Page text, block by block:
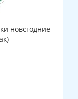
новогодние